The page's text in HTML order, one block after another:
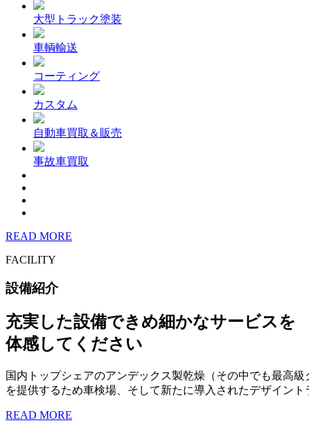
大型トラック塗装
車輌輸送
コーティング
カスタム
自動車買取＆販売
事故車買取
READ MORE
FACILITY
設備紹介
充実した設備できめ細かなサービスを
体感してください
国内トップシェアのアンデックス製乾燥（その中でも最高
を提供するため車検場、そして新たに導入されたデザイン
READ MORE